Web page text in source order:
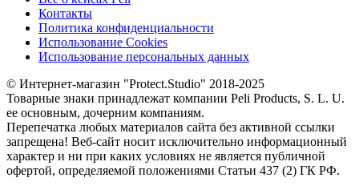
Контакты
Политика конфиденциальности
Использование Cookies
Использование персональных данных
© Интернет-магазин "Protect.Studio" 2018-2025
Товарные знаки принадлежат компании Peli Products, S. L. U.
ее основным, дочерним компаниям.
Перепечатка любых материалов сайта без активной ссылки
запрещена! Веб-сайт носит исключительно информационный
характер и ни при каких условиях не является публичной
офертой, определяемой положениями Статьи 437 (2) ГК РФ.